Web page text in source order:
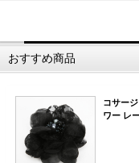
おすすめ商品
コサー
ワー レ